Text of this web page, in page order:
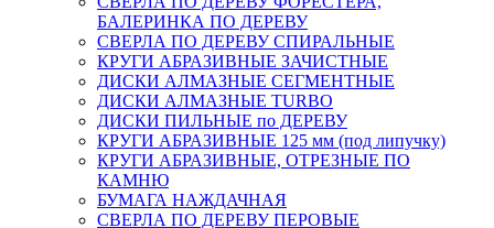
БАЛЕРИНКА ПО ДЕРЕВУ
СВЕРЛА ПО ДЕРЕВУ СПИРАЛЬНЫЕ
КРУГИ АБРАЗИВНЫЕ ЗАЧИСТНЫЕ
ДИСКИ АЛМАЗНЫЕ СЕГМЕНТНЫЕ
ДИСКИ АЛМАЗНЫЕ TURBO
ДИСКИ ПИЛЬНЫЕ по ДЕРЕВУ
КРУГИ АБРАЗИВНЫЕ 125 мм (под липучку)
КРУГИ АБРАЗИВНЫЕ, ОТРЕЗНЫЕ ПО
КАМНЮ
БУМАГА НАЖДАЧНАЯ
СВЕРЛА ПО ДЕРЕВУ ПЕРОВЫЕ